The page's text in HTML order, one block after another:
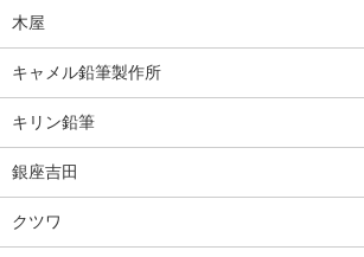
木屋
キャメル鉛筆製作所
キリン鉛筆
銀座吉田
クツワ